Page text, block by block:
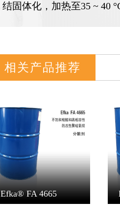
结固体化，加热至35 ~ 40
相关产品推荐
Efka® FA 4665